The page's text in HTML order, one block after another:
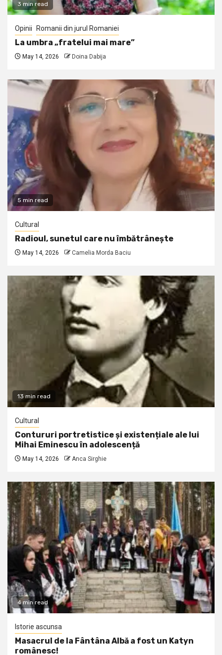
3 min read
Opinii Romanii din jurul Romaniei
La umbra „fratelui mai mare”
May 14, 2026 Doina Dabija
5 min read
Cultural
Radioul, sunetul care nu îmbătrânește
May 14, 2026 Camelia Morda Baciu
13 min read
Cultural
Contururi portretistice și existențiale ale lui
Mihai Eminescu în adolescență
May 14, 2026 Anca Sirghie
4 min read
Istorie ascunsa
Masacrul de la Fântâna Albă a fost un Katyn
românesc!